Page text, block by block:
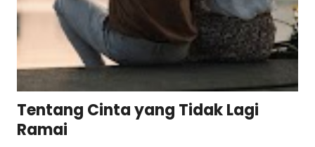
Tentang Cinta yang Tidak Lagi
Ramai